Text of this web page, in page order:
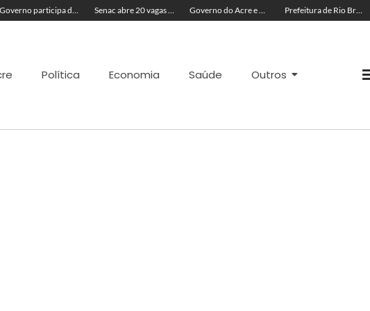
Governo participa de café da manhã comunitário em celebração à Revolução Acreana e ao aniversário do bairro Seis de Agosto Senac abre 20 vagas gratuitas para curso de confeitaria em Cruzeiro do Sul Governo do Acre e Peru iniciam articulação para fortalecer atendimento em saúde na região de fronteira Prefeitura de Rio Branco leva prevenção à Expoacre e destaca trabalho dos agentes de saúde
Política Economia Saúde Outros